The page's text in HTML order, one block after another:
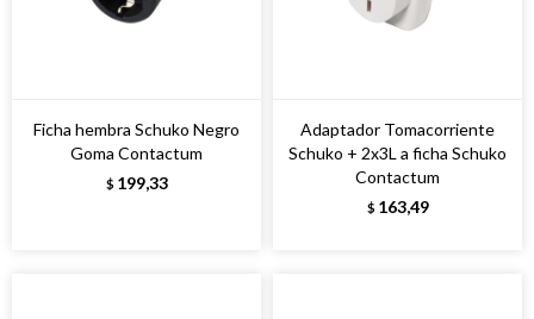
Ficha hembra Schuko Negro
Goma Contactum
$ 199,33
Adaptador Tomacorriente
Schuko + 2x3L a ficha Schuko
Contactum
$ 163,49